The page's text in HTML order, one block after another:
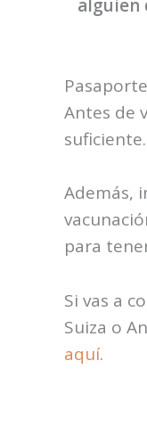
alguien
Antes de
Además,
para
Si vas a
Suiza o
aquí.